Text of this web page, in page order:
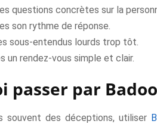
questions concrètes sur la
son rythme de réponse.
sous-entendus lourds trop tôt.
un rendez-vous simple et clair.
passer par
souvent des déceptions, utiliser